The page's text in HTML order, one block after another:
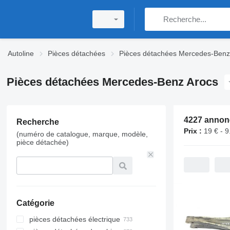
Autoline Pièces détachées Pièces détachées Mercedes-
Pièces détachées Mercedes-Benz Arocs
Recherche
(numéro de catalogue, marque, modèle,
pièce détachée)
Catégorie
pièces détachées électrique
Prix : 19 € -